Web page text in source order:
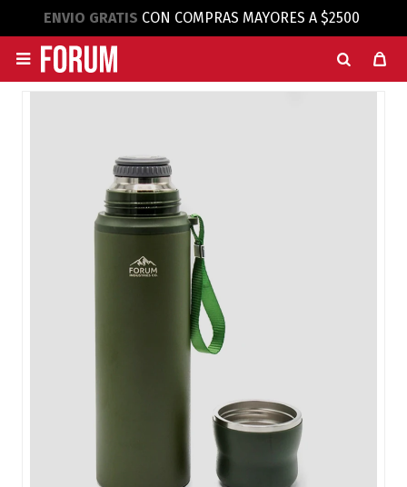
ENVIO GRATIS CON COMPRAS MAYORES A $2500
